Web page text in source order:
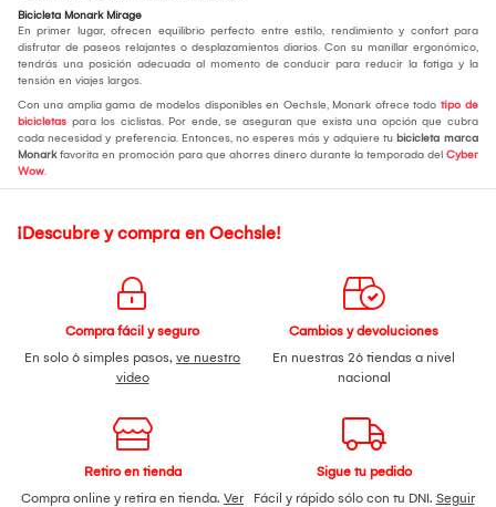
Bicicleta Monark Mirage
En primer lugar, ofrecen equilibrio perfecto entre estilo, rendimiento y confort para
disfrutar de paseos relajantes o desplazamientos diarios. Con su manillar ergonómico,
tendrás una posición adecuada al momento de conducir para reducir la fatiga y la
tensión en viajes largos.
Con una amplia gama de modelos disponibles en Oechsle, Monark ofrece todo tipo de
bicicletas para los ciclistas. Por ende, se aseguran que exista una opción que cubra
cada necesidad y preferencia. Entonces, no esperes más y adquiere tu bicicleta marca
Monarkfavorita en promoción para que ahorres dinero durante la temporada del Cyber
Wow.
¡Descubre y compra en Oechsle!
Compra fácil y seguro
En solo 6 simples pasos, ve nuestro
video
Cambios y devoluciones
En nuestras 26 tiendas a nivel
nacional
Retiro en tienda
Compra online y retira en tienda. Ver
Sigue tu pedido
Fácil y rápido sólo con tu DNI. Seguir